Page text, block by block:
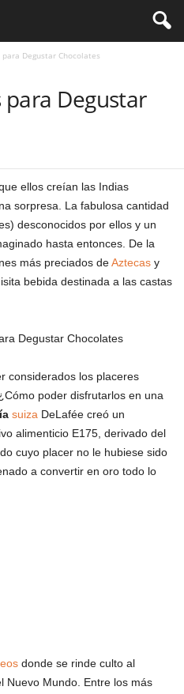
Degustar Chocolates
Degustar
ellos creían las Indias
sorpresa. La fabulosa cantidad
desconocidos por ellos y un
hasta entonces. De la
más preciados deAztecas y
bebida destinada a las castas
considerados los placeres
poder disfrutarlos en una
suiza DeLafée creó un
alimenticio E175, derivado del
cuyo placer no le hubiese sido
a convertir en oro todo lo
donde se rinde culto al
Nuevo Mundo. Entre los más